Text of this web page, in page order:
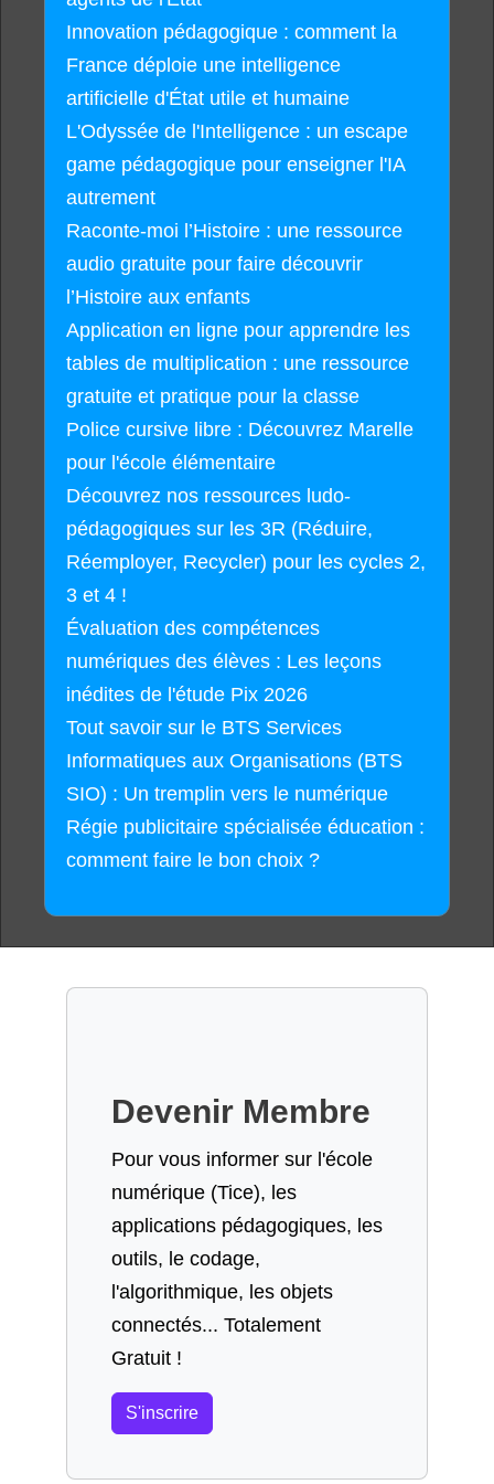
Innovation pédagogique : comment la
France déploie une intelligence
artificielle d'État utile et humaine
L'Odyssée de l'Intelligence : un escape
game pédagogique pour enseigner l'IA
autrement
Raconte-moi l’Histoire : une ressource
audio gratuite pour faire découvrir
l’Histoire aux enfants
Application en ligne pour apprendre les
tables de multiplication : une ressource
gratuite et pratique pour la classe
Police cursive libre : Découvrez Marelle
pour l'école élémentaire
Découvrez nos ressources ludo-
pédagogiques sur les 3R (Réduire,
Réemployer, Recycler) pour les cycles 2,
3 et 4 !
Évaluation des compétences
numériques des élèves : Les leçons
inédites de l'étude Pix 2026
Tout savoir sur le BTS Services
Informatiques aux Organisations (BTS
SIO) : Un tremplin vers le numérique
Régie publicitaire spécialisée éducation :
comment faire le bon choix ?
Devenir Membre
Pour vous informer sur l'école
numérique (Tice), les
applications pédagogiques, les
outils, le codage,
l'algorithmique, les objets
connectés... Totalement
Gratuit !
S'inscrire